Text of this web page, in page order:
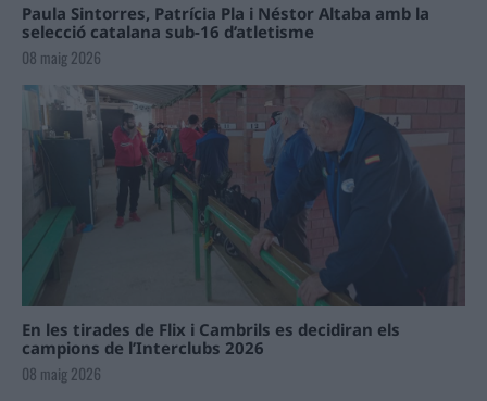
Paula Sintorres, Patrícia Pla i Néstor Altaba amb la
selecció catalana sub-16 d’atletisme
08 maig 2026
En les tirades de Flix i Cambrils es decidiran els
campions de l’Interclubs 2026
08 maig 2026